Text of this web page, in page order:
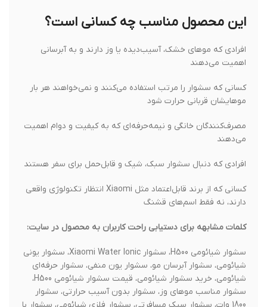
این محصول مناسب چه کسانی است؟
افرادی که موهای خشک، آسیب‌دیده یا وز دارند و به آبرسانی
اهمیت می‌دهند
کسانی که سشوار را مرتب استفاده می‌کنند و نمی‌خواهند هر بار
موهایشان قربانی حرارت شود
مصرف‌کنندگان خانگی و نیمه‌حرفه‌ای که به کیفیت و دوام اهمیت
می‌دهند
افرادی که دنبال سشوار سبک، شیک و قابل‌حمل برای سفر هستند
کسانی که از برند قابل‌اعتماد مثل Xiaomi انتظار تکنولوژی واقعی
دارند، نه فقط اسم‌های قشنگ
کلمات مشابهه برای دستیابی راحت کاربران به محصول در سایت:
سشوار شیائومی H500، سشوار Xiaomi Water Ionic، سشوار یونی
شیائومی، سشوار آبرسان مو، سشوار یون منفی، سشوار حرفه‌ای
شیائومی، خرید سشوار شیائومی، قیمت سشوار شیائومی H500،
سشوار مناسب موهای وز، سشوار بدون آسیب حرارتی، سشوار